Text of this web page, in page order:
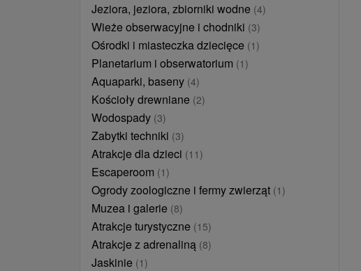
Jeziora, jeziora, zbiorniki wodne (4)
Wieże obserwacyjne i chodniki (3)
Ośrodki i miasteczka dziecięce (1)
Planetarium i obserwatorium (1)
Aquaparki, baseny (4)
Kościoły drewniane (2)
Wodospady (3)
Zabytki techniki (3)
Atrakcje dla dzieci (11)
Escaperoom (1)
Ogrody zoologiczne i fermy zwierząt (1)
Muzea i galerie (8)
Atrakcje turystyczne (15)
Atrakcje z adrenaliną (8)
Jaskinie (1)